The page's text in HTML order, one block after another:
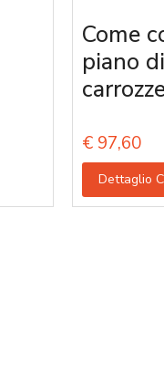
Come
piano
€ 97,60
Dettaglio